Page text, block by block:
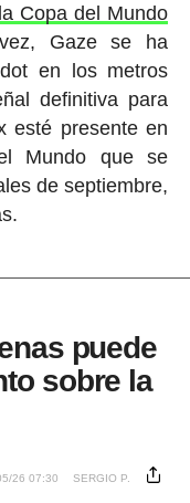
Copa del Mundo
Gaze se ha
en los metros
definitiva para
esté presente en
Mundo que se
de septiembre,
puede
sobre la
26 07:30 SERGIO P.